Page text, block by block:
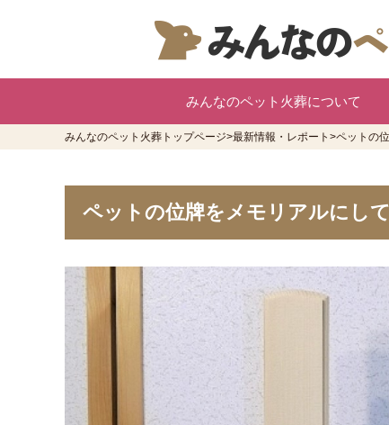
みんなのペット火葬について
みんなのペット火葬トップページ>最新情報・レポート >ペットの
ペットの位牌をメモリアルにし